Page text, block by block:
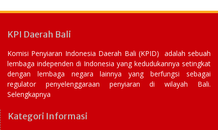
KPI Daerah Bali
Komisi Penyiaran Indonesia Daerah Bali (KPID) adalah sebuah
lembaga independen di Indonesia yang kedudukannya setingkat
dengan lembaga negara lainnya yang berfungsi sebagai
regulator penyelenggaraan penyiaran di wilayah Bali.
Selengkapnya
Kategori Informasi